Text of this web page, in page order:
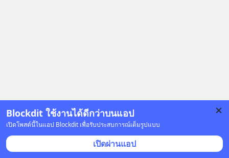
Blockdit ใช้งานได้ดีกว่าบนแอป
เปิดโพสต์นี้ในแอป Blockdit เพื่อรับประสบการณ์เต็มรูปแบบ
เปิดผ่านแอป